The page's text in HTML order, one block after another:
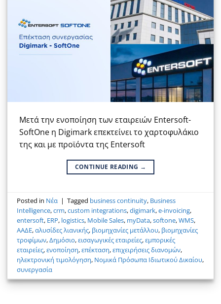
Μετά την ενοποίηση των εταιρειών Entersoft-
SoftOne η Digimark επεκτείνει το χαρτοφυλάκιο
της και με προϊόντα της Entersoft
CONTINUE READING →
Posted in Νέα | Tagged business continuity, Business
Intelligence,crm,custom integrations,digimark,e-invoicing,
entersoft, ERP, logistics, Mobile Sales, myData,softone,WMS,
ΑΑΔΕ,αλυσίδες λιανικής, βιομηχανίες μετάλλου, βιομηχανίες
τροφίμων,Δημόσιο,εισαγωγικές εταιρείες,εμπορικές
εταιρείες,ενοποίηση,επέκταση,επιχειρήσεις διανομών,
ηλεκτρονική τιμολόγηση, Νομικά Πρόσωπα Ιδιωτικού Δικαίου,
συνεργασία